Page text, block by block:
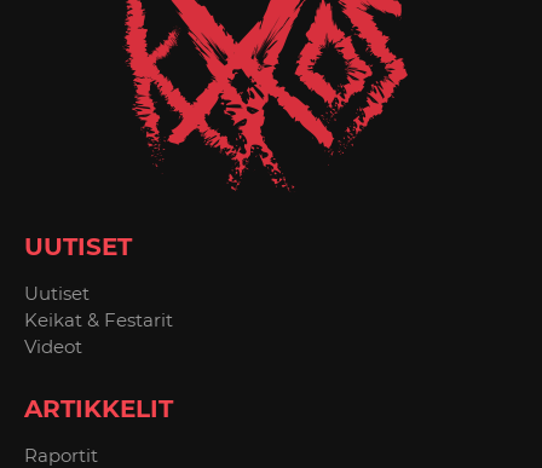
UUTISET
Uutiset
Keikat & Festarit
Videot
ARTIKKELIT
Raportit